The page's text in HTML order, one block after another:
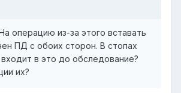
операцию из-за этого вставать
ПД с обоих сторон. В стопах
в это до обследование?
их?